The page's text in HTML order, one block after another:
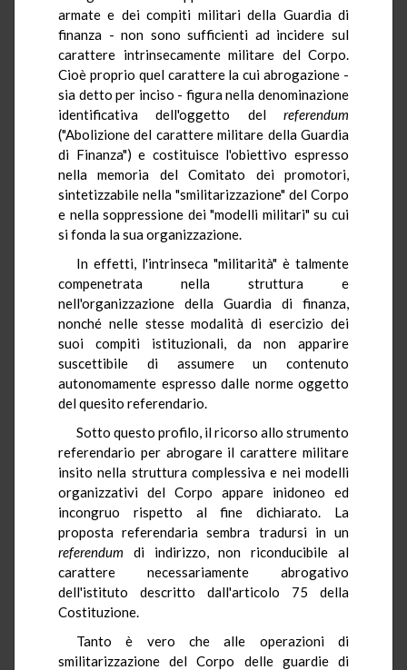
armate e dei compiti militari della Guardia di
finanza - non sono sufficienti ad incidere sul
carattere intrinsecamente militare del Corpo.
Cioè proprio quel carattere la cui abrogazione -
sia detto per inciso - figura nella denominazione
identificativa dell'oggetto del referendum
("Abolizione del carattere militare della Guardia
di Finanza") e costituisce l'obiettivo espresso
nella memoria del Comitato dei promotori,
sintetizzabile nella "smilitarizzazione" del Corpo
e nella soppressione dei "modelli militari" su cui
si fonda la sua organizzazione.
In effetti, l'intrinseca "militarità" è talmente
compenetrata nella struttura e
nell'organizzazione della Guardia di finanza,
nonché nelle stesse modalità di esercizio dei
suoi compiti istituzionali, da non apparire
suscettibile di assumere un contenuto
autonomamente espresso dalle norme oggetto
del quesito referendario.
Sotto questo profilo, il ricorso allo strumento
referendario per abrogare il carattere militare
insito nella struttura complessiva e nei modelli
organizzativi del Corpo appare inidoneo ed
incongruo rispetto al fine dichiarato. La
proposta referendaria sembra tradursi in un
referendum di indirizzo, non riconducibile al
carattere necessariamente abrogativo
dell'istituto descritto dall'articolo 75 della
Costituzione.
Tanto è vero che alle operazioni di
smilitarizzazione del Corpo delle guardie di